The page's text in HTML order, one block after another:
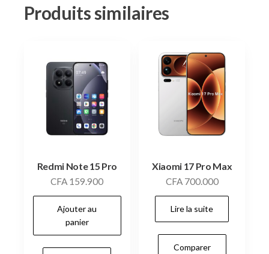
Produits similaires
Redmi Note 15 Pro
CFA 159.900
Ajouter au
panier
Xiaomi 17 Pro Max
CFA700.000
Lire la suite
Comparer